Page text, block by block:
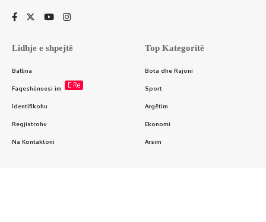
Lidhje e shpejtë
Ballina
Faqeshënuesi im E Re
Identifikohu
Regjistrohu
Na Kontaktoni
Top Kategoritë
Bota dhe Rajoni
Sport
Argëtim
Ekonomi
Arsim